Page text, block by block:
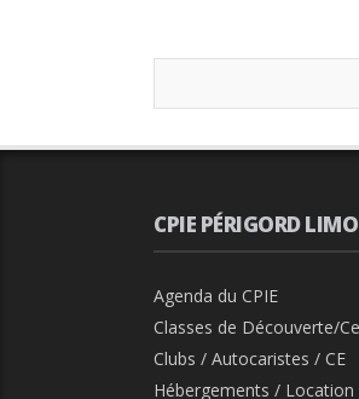
CPIE PÉRIGORD
Agenda du CPIE
Classes de Découverte/
Clubs / Autocaristes / CE
Hébergements / Location